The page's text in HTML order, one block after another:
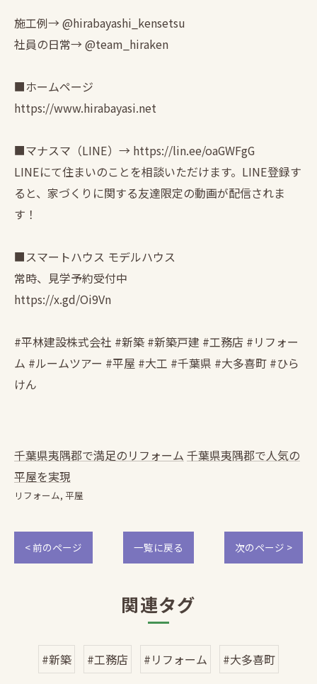
施工例→ @hirabayashi_kensetsu
社員の日常→ @team_hiraken
■ホームページ
https://www.hirabayasi.net
■マナスマ（LINE）→ https://lin.ee/oaGWFgG
LINEにて住まいのことを相談いただけます。LINE登録す
ると、家づくりに関する友達限定の動画が配信されま
す！
■スマートハウス モデルハウス
常時、見学予約受付中
https://x.gd/Oi9Vn
#平林建設株式会社 #新築 #新築戸建 #工務店 #リフォー
ム #ルームツアー #平屋 #大工 #千葉県 #大多喜町 #ひら
けん
千葉県夷隅郡で満足のリフォーム 千葉県夷隅郡で人気の
平屋を実現
リフォーム 平屋
< 前のページ 一覧に戻る 次のページ >
関連タグ
#新築 #工務店 #リフォーム #大多喜町